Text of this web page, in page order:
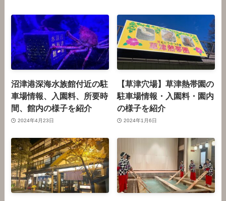
沼津港深海水族館付近の駐
車場情報、入園料、所要時
間、館内の様子を紹介
2024年4月23日
【草津穴場】草津熱帯園の
駐車場情報・入園料・園内
の様子を紹介
2024年1月6日